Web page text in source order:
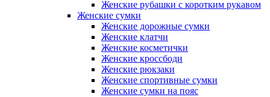
Женские рубашки с коротким рукавом
Женские сумки
Женские дорожные сумки
Женские клатчи
Женские косметички
Женские кроссбоди
Женские рюкзаки
Женские спортивные сумки
Женские сумки на пояс